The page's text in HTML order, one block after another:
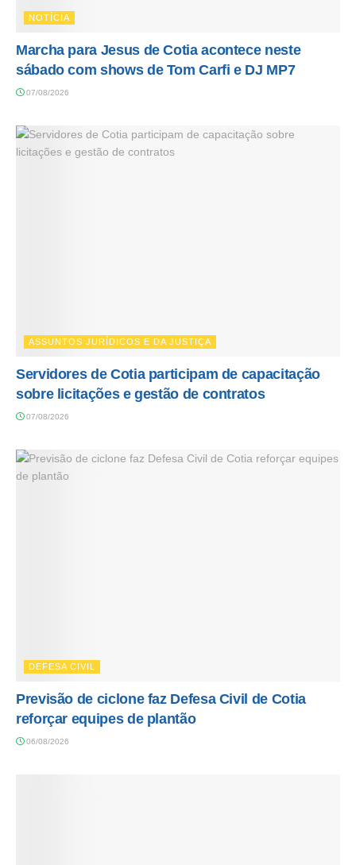
NOTÍCIA
Marcha para Jesus de Cotia acontece neste
sábado com shows de Tom Carfi e DJ MP7
07/08/2026
ASSUNTOS JURÍDICOS E DA JUSTIÇA
Servidores de Cotia participam de capacitação
sobre licitações e gestão de contratos
07/08/2026
DEFESA CIVIL
Previsão de ciclone faz Defesa Civil de Cotia
reforçar equipes de plantão
06/08/2026